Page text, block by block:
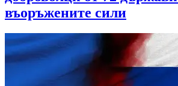
въоръжените сили